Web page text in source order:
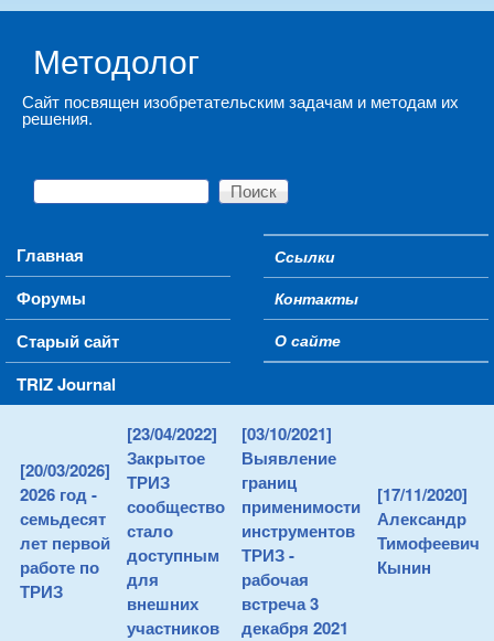
Методолог
Сайт посвящен изобретательским задачам и методам их
решения.
Форма поиска
Поиск
Main menu
Главная
Форумы
Старый сайт
TRIZ Journal
Secondary menu
Ссылки
Контакты
О сайте
[20/03/2026]
2026 год -
семьдесят
лет первой
работе по
ТРИЗ
[23/04/2022]
Закрытое
ТРИЗ
сообщество
стало
доступным
для
внешних
участников
[03/10/2021]
Выявление
границ
применимости
инструментов
ТРИЗ -
рабочая
встреча 3
декабря 2021
[17/11/2020]
Александр
Тимофеевич
Кынин